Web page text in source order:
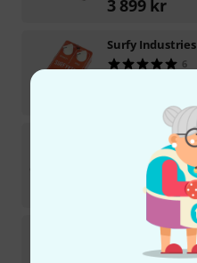
3 899 kr
Surfy Industries
6
Surfy Industries
i lager
1 999kr
Surfy Industries
1